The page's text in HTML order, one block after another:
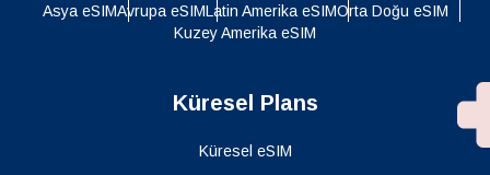
Asya eSIMAvrupa eSIMLatin Amerika eSIMOrta Doğu eSIM
Kuzey Amerika eSIM
Küresel Plans
Küresel eSIM